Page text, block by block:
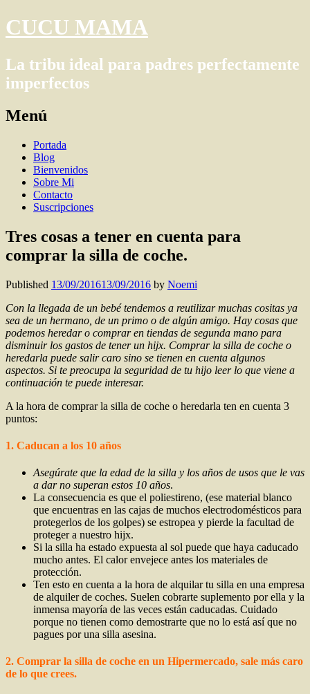
CUCU MAMA
La tribu ideal para padres perfectamente
imperfectos
Menú
Skip
content
Portada
Blog
Bienvenidos
Sobre Mi
Contacto
Suscripciones
Tres cosas a tener en cuenta para
comprar la silla de coche.
Published 13/09/201613/09/2016 by Noemi
Con la llegada de un bebé tendemos a reutilizar muchas cositas ya
sea de un hermano, de un primo o de algún amigo. Hay cosas que
podemos heredar o comprar en tiendas de segunda mano para
disminuir los gastos de tener un hijx. Comprar la silla de coche o
heredarla puede salir caro sino se tienen en cuenta algunos
aspectos. Si te preocupa la seguridad de tu hijo leer lo que viene a
continuación te puede interesar.
A la hora de comprar la silla de coche o heredarla ten en cuenta 3
puntos:
1. Caducan a los 10 años
Asegúrate que la edad de la silla y los años de usos que le vas
a dar no superan estos 10 años.
La consecuencia es que el poliestireno, (ese material blanco
que encuentras en las cajas de muchos electrodomésticos para
protegerlos de los golpes) se estropea y pierde la facultad de
proteger a nuestro hijx.
Si la silla ha estado expuesta al sol puede que haya caducado
mucho antes. El calor envejece antes los materiales de
protección.
Ten esto en cuenta a la hora de alquilar tu silla en una empresa
de alquiler de coches. Suelen cobrarte suplemento por ella y la
inmensa mayoría de las veces están caducadas. Cuidado
porque no tienen como demostrarte que no lo está así que no
pagues por una silla asesina.
2. Comprar la silla de coche en un Hipermercado, sale más caro
de lo que crees.